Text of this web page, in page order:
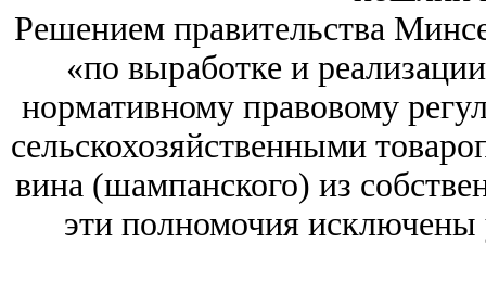
Решением правительства
«по выработке и
нормативному правовому
сельскохозяйственными
вина (шампанского) из
эти полномочия исключены